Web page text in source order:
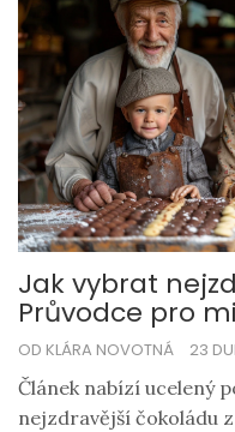
Jak vybrat
Průvodce pro
OD KLÁRA NOVOTNÁ 23
Článek nabízí ucelený
nejzdravější čokoládu